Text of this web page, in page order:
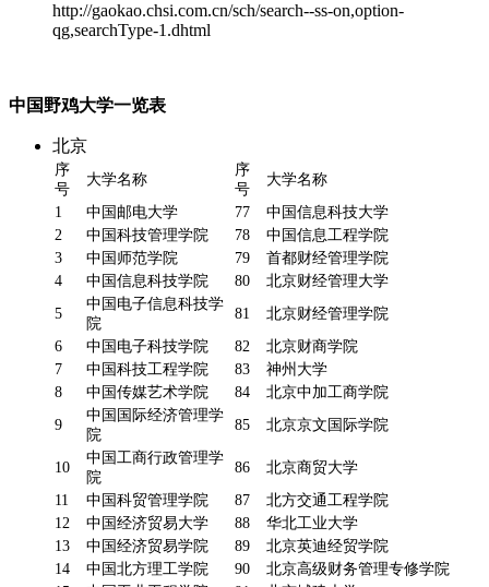
http://gaokao.chsi.com.cn/sch/search--ss-on,option-
qg,searchType-1.dhtml
中国野鸡大学一览表
北京
序
号
大学名称
序
号
大学名称
1
中国邮电大学 77
中国信息科技大学
2
中国科技管理学院 78
中国信息工程学院
3
中国师范学院 79
首都财经管理学院
4
中国信息科技学院 80
北京财经管理大学
5
中国电子信息科技学
院
81
北京财经管理学院
6
中国电子科技学院 82
北京财商学院
7
中国科技工程学院 83
神州大学
8
中国传媒艺术学院 84
北京中加工商学院
9
中国国际经济管理学
院
85 北京京文国际学院
10
中国工商行政管理学
院
86
北京商贸大学
11
中国科贸管理学院 87
北方交通工程学院
12
中国经济贸易大学 88
华北工业大学
13
中国经济贸易学院 89
北京英迪经贸学院
14
中国北方理工学院 90
北京高级财务管理专修学院